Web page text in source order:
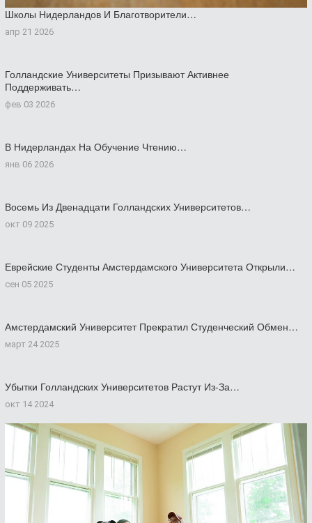
Школы Нидерландов И Благотворители…
апр 21 2026
Голландские Университеты Призывают Активнее
Поддерживать…
фев 03 2026
В Нидерландах На Обучение Чтению…
янв 06 2026
Восемь Из Двенадцати Голландских Университетов…
окт 09 2025
Еврейские Студенты Амстердамского Университета Открыли…
сен 05 2025
Амстердамский Университет Прекратил Студенческий Обмен…
март 24 2025
Убытки Голландских Университетов Растут Из-За…
окт 14 2024